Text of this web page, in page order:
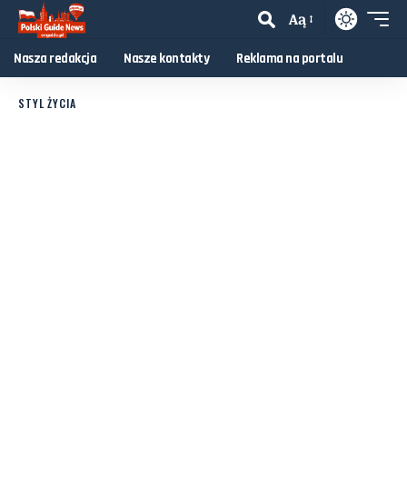
Aą
Nasza redakcja Nasze kontakty Reklama na portalu
STYL ŻYCIA